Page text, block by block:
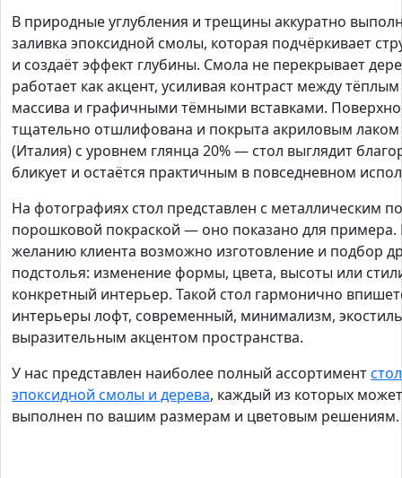
В природные углубления и трещины аккуратно
заливка эпоксидной смолы, которая подчёркивает
и создаёт эффект глубины. Смола не перекрывает
работает как акцент, усиливая контраст между
массива и графичными тёмными вставками.
тщательно отшлифована и покрыта акриловым лаком
(Италия) с уровнем глянца 20% — стол выглядит
бликует и остаётся практичным в повседневном
На фотографиях стол представлен с металлическим
порошковой покраской — оно показано для примера.
желанию клиента возможно изготовление и подбор
подстолья: изменение формы, цвета, высоты или
конкретный интерьер. Такой стол гармонично
интерьеры лофт, современный, минимализм,
выразительным акцентом пространства.
У нас представлен наиболее полный ассортимент
эпоксидной смолы и дерева, каждый из которых
выполнен по вашим размерам и цветовым решениям.